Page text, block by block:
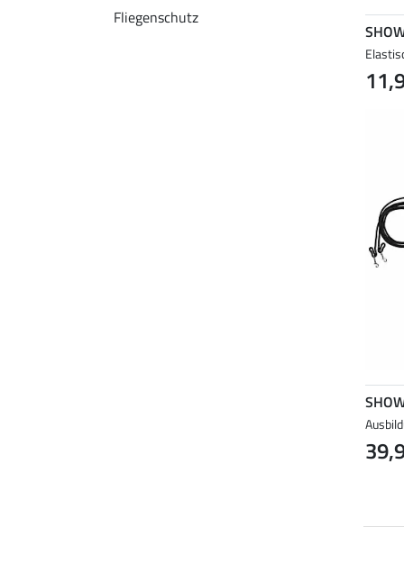
Fliegenschutz